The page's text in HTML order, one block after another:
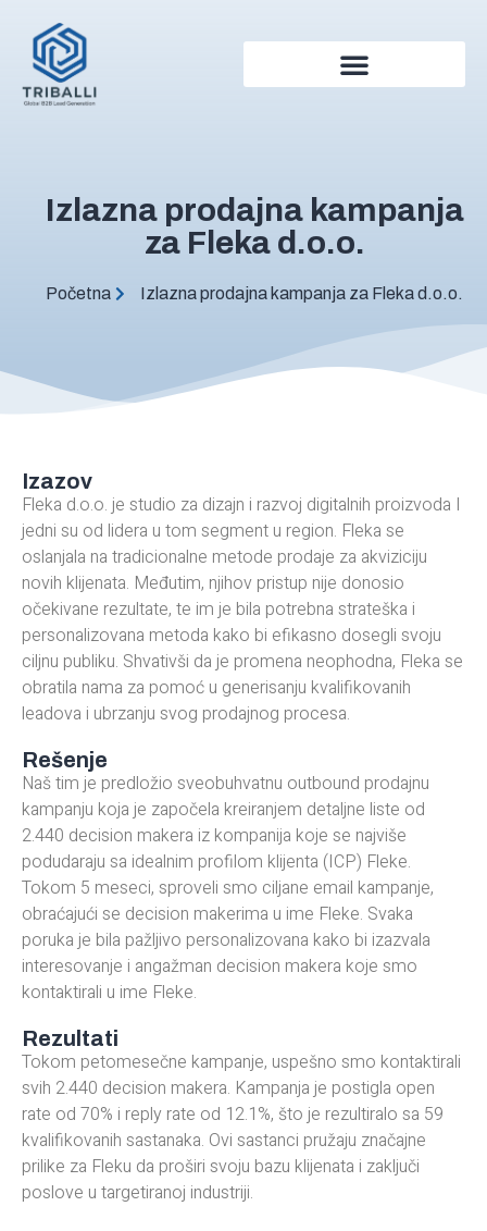
Izlazna prodajna kampanja
za Fleka d.o.o.
Početna Izlazna prodajna kampanja za Fleka d.o.o.
Izazov
Fleka d.o.o. je studio za dizajn i razvoj digitalnih proizvoda I
jedni su od lidera u tom segment u region. Fleka se
oslanjala na tradicionalne metode prodaje za akviziciju
novih klijenata. Međutim, njihov pristup nije donosio
očekivane rezultate, te im je bila potrebna strateška i
personalizovana metoda kako bi efikasno dosegli svoju
ciljnu publiku. Shvativši da je promena neophodna, Fleka se
obratila nama za pomoć u generisanju kvalifikovanih
leadova i ubrzanju svog prodajnog procesa.
Rešenje
Naš tim je predložio sveobuhvatnu outbound prodajnu
kampanju koja je započela kreiranjem detaljne liste od
2.440 decision makera iz kompanija koje se najviše
podudaraju sa idealnim profilom klijenta (ICP) Fleke.
Tokom 5 meseci, sproveli smo ciljane email kampanje,
obraćajući se decision makerima u ime Fleke. Svaka
poruka je bila pažljivo personalizovana kako bi izazvala
interesovanje i angažman decision makera koje smo
kontaktirali u ime Fleke.
Rezultati
Tokom petomesečne kampanje, uspešno smo kontaktirali
svih 2.440 decision makera. Kampanja je postigla open
rate od 70% i reply rate od 12.1%, što je rezultiralo sa 59
kvalifikovanih sastanaka. Ovi sastanci pružaju značajne
prilike za Fleku da proširi svoju bazu klijenata i zaključi
poslove u targetiranoj industriji.